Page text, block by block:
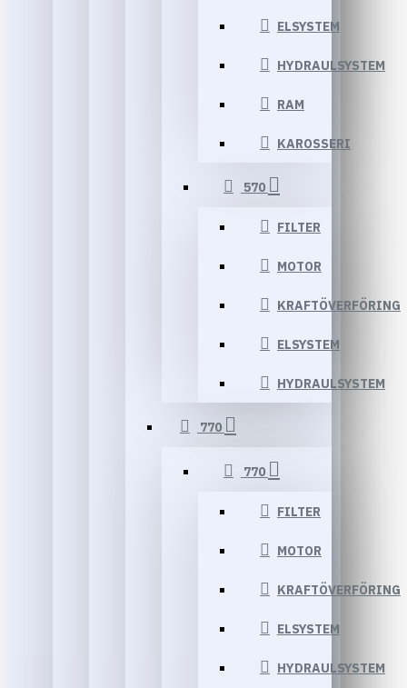
ELSYSTEM
HYDRAULSYSTEM
RAM
KAROSSERI
570
FILTER
MOTOR
KRAFTÖVERFÖRING
ELSYSTEM
HYDRAULSYSTEM
770
770
FILTER
MOTOR
KRAFTÖVERFÖRING
ELSYSTEM
HYDRAULSYSTEM